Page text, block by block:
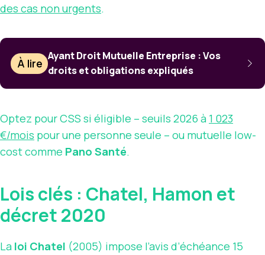
des cas non urgents.
À lire
Ayant Droit Mutuelle Entreprise : Vos
droits et obligations expliqués
Optez pour CSS si éligible – seuils 2026 à 1 023
€/mois pour une personne seule – ou mutuelle low-
cost comme Pano Santé.
Lois clés : Chatel, Hamon et
décret 2020
La loi Chatel (2005) impose l’avis d’échéance 15